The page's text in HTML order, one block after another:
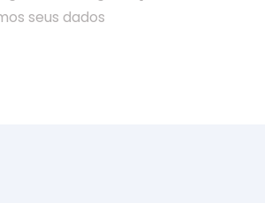
seus dados